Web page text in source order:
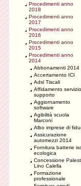
CIG:
CIG:
Procedimenti anno
2018
Procedimenti anno
2017
Procedimenti anno
2016
Procedimenti anno
2015
Procedimenti anno
2014
Abbonamenti 2014
Accertamento ICI
Adsl Tiscali
Affidamento
supporto
Aggiornamento
software
Agibilità scuola
Marconi
Albo imprese di
Assicurazione
automezzi 2014
Fornitura batterie
ecologica
Concessione
Lino Calella
Formazione
professionale